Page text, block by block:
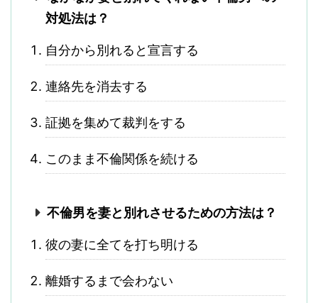
対処法は？
自分から別れると宣言する
連絡先を消去する
証拠を集めて裁判をする
このまま不倫関係を続ける
不倫男を妻と別れさせるための方法は？
彼の妻に全てを打ち明ける
離婚するまで会わない